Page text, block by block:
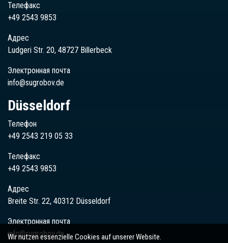
Телефакс
+49 2543 9853
Адрес
Ludgeri Str. 20, 48727 Billerbeck
Электронная почта
info@sugrobov.de
Düsseldorf
Телефон
+49 2543 219 05 33
Телефакс
+49 2543 9853
Адрес
Breite Str. 22, 40312 Düsseldorf
Электронная почта
info@sugrobov.de
Wir nutzen essenzielle Cookies auf unserer Website.